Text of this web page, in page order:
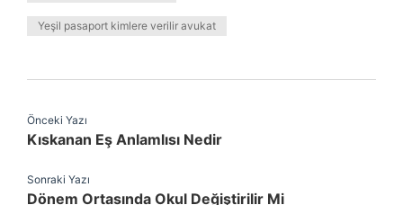
Yeşil pasaport kimlere verilir avukat
Önceki Yazı
Kıskanan Eş Anlamlısı Nedir
Sonraki Yazı
Dönem Ortasında Okul Değiştirilir Mi